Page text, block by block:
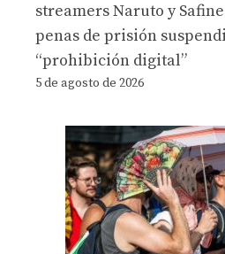
streamers Naruto y
penas de prisión
“prohibición digital”
5 de agosto de 2026